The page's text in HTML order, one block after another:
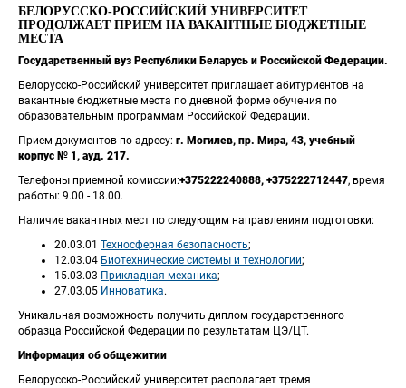
БЕЛОРУССКО-РОССИЙСКИЙ УНИВЕРСИТЕТ
ПРОДОЛЖАЕТ ПРИЕМ НА ВАКАНТНЫЕ БЮДЖЕТНЫЕ
МЕСТА
Государственный вуз Республики Беларусь и Российской Федерации.
Белорусско-Российский университет приглашает абитуриентов на
вакантные бюджетные места по дневной форме обучения по
образовательным программам Российской Федерации.
Прием документов по адресу: г. Могилев, пр. Мира, 43, учебный
корпус № 1, ауд. 217.
Телефоны приемной комиссии:+375222240888, +375222712447, время
работы: 9.00 - 18.00.
Наличие вакантных мест по следующим направлениям подготовки:
20.03.01 Техносферная безопасность;
12.03.04 Биотехнические системы и технологии;
15.03.03 Прикладная механика;
27.03.05 Инноватика.
Уникальная возможность получить диплом государственного
образца Российской Федерации по результатам ЦЭ/ЦТ.
Информация об общежитии
Белорусско-Российский университет располагает тремя